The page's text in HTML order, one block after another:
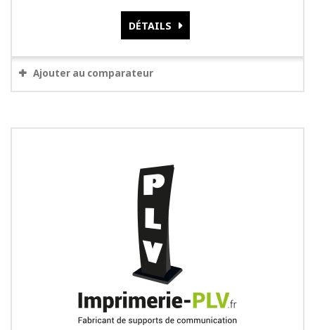
DÉTAILS
Ajouter au comparateur